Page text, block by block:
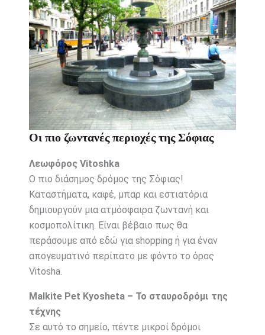
Οι πιο ζωντανές περιοχές της Σόφιας
Λεωφόρος Vitoshka
Ο πιο διάσημος δρόμος της Σόφιας!
Καταστήματα, καφέ, μπαρ και εστιατόρια
δημιουργούν μια ατμόσφαιρα ζωντανή και
κοσμοπολίτικη. Είναι βέβαιο πως θα
περάσουμε από εδώ για shopping ή για έναν
απογευματινό περίπατο με φόντο το όρος
Vitosha.
Malkite Pet Kyosheta – Το σταυροδρόμι της
τέχνης
Σε αυτό το σημείο, πέντε μικροί δρόμοι